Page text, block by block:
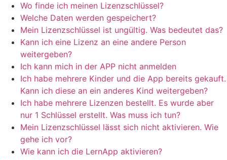
Wo finde ich meinen Lizenzschlüssel?
Welche Daten werden gespeichert?
Mein Lizenzschlüssel ist ungültig. Was bedeutet das?
Kann ich eine Lizenz an eine andere Person
weitergeben?
Ich kann mich in der APP nicht anmelden
Ich habe mehrere Kinder und die App bereits gekauft.
Kann ich diese an ein anderes Kind weitergeben?
Ich habe mehrere Lizenzen bestellt. Es wurde aber
nur 1 Schlüssel erstellt. Was muss ich tun?
Mein Lizenzschlüssel lässt sich nicht aktivieren. Wie
gehe ich vor?
Wie kann ich die LernApp aktivieren?